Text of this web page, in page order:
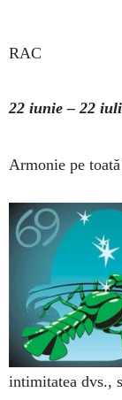
RAC
22 iunie – 22
Armonie pe
intimitatea dvs.,